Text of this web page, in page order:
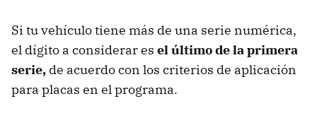
Si tu vehículo tiene más de una serie numérica,
el dígito a considerar es el último de la primera
serie, de acuerdo con los criterios de aplicación
para placas en el programa.